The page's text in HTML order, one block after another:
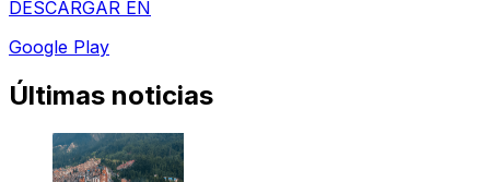
DESCARGAR EN
Google Play
Últimas noticias